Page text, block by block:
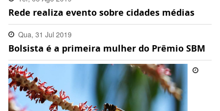
11:02:00 -0300
Rede realiza evento sobre cidades médias
Qua, 31 Jul 2019
17:28:00 -0300
Bolsista é a primeira mulher do Prêmio SBM